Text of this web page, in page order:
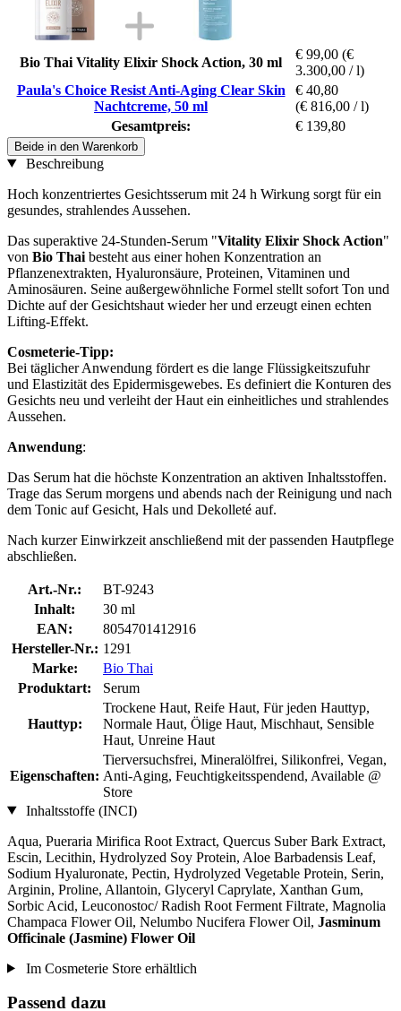
Bio Thai Vitality Elixir Shock Action, 30 ml
€ 99,00 (€
3.300,00 / l)
Paula's Choice Resist Anti-Aging Clear Skin
Nachtcreme, 50 ml
€ 40,80
(€ 816,00 / l)
Gesamtpreis:
€ 139,80
Beide in den Warenkorb
Beschreibung
Hoch konzentriertes Gesichtsserum mit 24 h Wirkung sorgt für ein
gesundes, strahlendes Aussehen.
Das superaktive 24-Stunden-Serum "Vitality Elixir Shock Action"
von Bio Thai besteht aus einer hohen Konzentration an
Pflanzenextrakten, Hyaluronsäure, Proteinen, Vitaminen und
Aminosäuren. Seine außergewöhnliche Formel stellt sofort Ton und
Dichte auf der Gesichtshaut wieder her und erzeugt einen echten
Lifting-Effekt.
Cosmeterie-Tipp:
Bei täglicher Anwendung fördert es die lange Flüssigkeitszufuhr
und Elastizität des Epidermisgewebes. Es definiert die Konturen des
Gesichts neu und verleiht der Haut ein einheitliches und strahlendes
Aussehen.
Anwendung:
Das Serum hat die höchste Konzentration an aktiven Inhaltsstoffen.
Trage das Serum morgens und abends nach der Reinigung und nach
dem Tonic auf Gesicht, Hals und Dekolleté auf.
Nach kurzer Einwirkzeit anschließend mit der passenden Hautpflege
abschließen.
Art.-Nr.:
BT-9243
Inhalt:
30 ml
EAN:
8054701412916
Hersteller-Nr.: 1291
Marke:
Bio Thai
Produktart:
Serum
Hauttyp:
Trockene Haut, Reife Haut, Für jeden Hauttyp,
Normale Haut, Ölige Haut, Mischhaut, Sensible
Haut, Unreine Haut
Eigenschaften:
Tierversuchsfrei, Mineralölfrei, Silikonfrei, Vegan,
Anti-Aging, Feuchtigkeitsspendend, Available @
Store
Inhaltsstoffe (INCI)
Aqua, Pueraria Mirifica Root Extract, Quercus Suber Bark Extract,
Escin, Lecithin, Hydrolyzed Soy Protein, Aloe Barbadensis Leaf,
Sodium Hyaluronate, Pectin, Hydrolyzed Vegetable Protein, Serin,
Arginin, Proline, Allantoin, Glyceryl Caprylate, Xanthan Gum,
Sorbic Acid, Leuconostoc/ Radish Root Ferment Filtrate, Magnolia
Champaca Flower Oil, Nelumbo Nucifera Flower Oil, Jasminum
Officinale (Jasmine) Flower Oil
Im Cosmeterie Store erhältlich
Passend dazu